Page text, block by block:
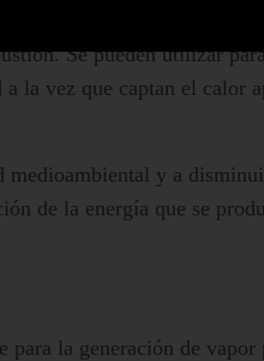
Se pueden utilizar
la vez que captan el calor
y a
de la energía que se
para la generación de